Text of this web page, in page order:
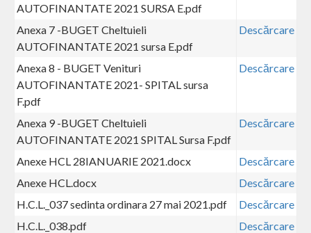
AUTOFINANTATE 2021 SURSA E.pdf
Anexa 7 -BUGET Cheltuieli
AUTOFINANTATE 2021 sursa E.pdf
Descărcare
Anexa 8 - BUGET Venituri
AUTOFINANTATE 2021- SPITAL sursa
F.pdf
Descărcare
Anexa 9 -BUGET Cheltuieli
AUTOFINANTATE 2021 SPITAL Sursa F.pdf
Descărcare
Anexe HCL 28IANUARIE 2021.docx
Descărcare
Anexe HCL.docx
Descărcare
H.C.L._037 sedinta ordinara 27 mai 2021.pdf
Descărcare
H.C.L._038.pdf
Descărcare